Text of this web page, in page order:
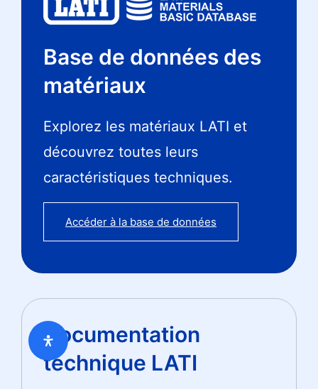
Base de données des
matériaux
Explorez les matériaux LATI et
découvrez toutes leurs
caractéristiques techniques.
Accéder à la base de données
Documentation
technique LATI